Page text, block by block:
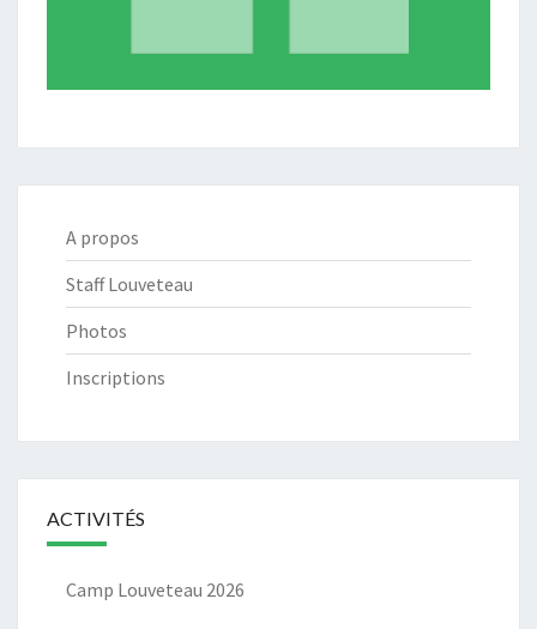
A propos
Staff Louveteau
Photos
Inscriptions
ACTIVITÉS
Camp Louveteau 2026